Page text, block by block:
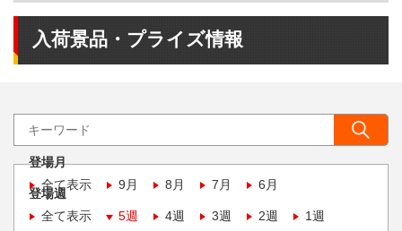
入荷景品・プライズ情報
登場月
全て表示
9月 8月 7月 6月
登場週
全て表示
5週 4週 3週 2週 1週